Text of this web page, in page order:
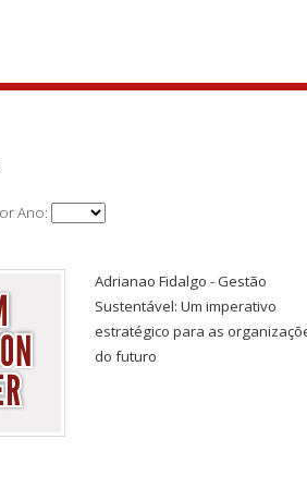
Ano:
Adrianao Fidalgo - Gestão
Sustentável: Um imperativo
estratégico para as
do futuro